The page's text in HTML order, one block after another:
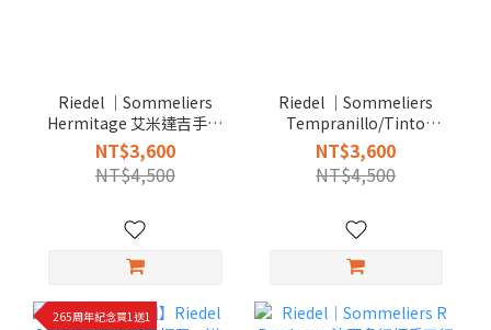
Riedel │Sommeliers
Hermitage 艾米達吉手工
紅酒杯
NT$3,600
NT$4,500
Riedel │Sommeliers
Tempranillo/Tinto
Reserva手工紅酒杯
NT$3,600
NT$4,500
265周年紀念買1送1